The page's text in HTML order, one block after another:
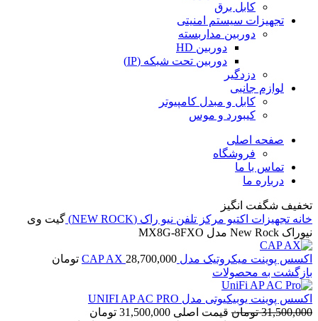
کابل برق
تجهیزات سیستم امنیتی
دوربین مداربسته
دوربین HD
دوربین تحت شبکه (IP)
دزدگیر
لوازم جانبی
کابل و مبدل کامپیوتر
کیبورد و موس
صفحه اصلی
فروشگاه
تماس با ما
درباره ما
تخفیف شگفت انگیز
خانه تجهیزات اکتیو مرکز تلفن نیو راک (NEW ROCK)
گیت وی
نیوراک New Rock مدل MX8G-8FXO
اکسس پوینت میکروتیک مدل CAP AX 28,700,000
تومان
بازگشت به محصولات
اکسس پوینت یوبیکیوتی مدل UNIFI AP AC PRO
31,500,000 تومان
قیمت اصلی 31,500,000 تومان